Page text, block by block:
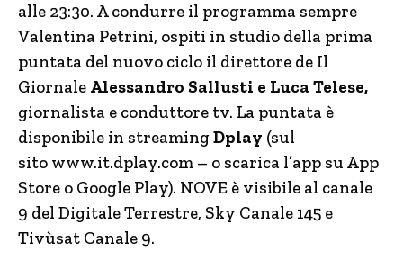
alle 23:30. A condurre il programma sempre
Valentina Petrini, ospiti in studio della prima
puntata del nuovo ciclo il direttore de Il
Giornale Alessandro Sallusti e Luca Telese,
giornalista e conduttore tv. La puntata è
disponibile in streamingDplay (sul
sito www.it.dplay.com – o scarica l’app su App
Store o Google Play). NOVE è visibile al canale
9 del Digitale Terrestre, Sky Canale 145 e
Tivùsat Canale 9.